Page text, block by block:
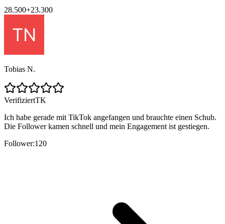
28.500+23.300
Tobias N.
VerifiziertTK
Ich habe gerade mit TikTok angefangen und brauchte einen Schub.
Die Follower kamen schnell und mein Engagement ist gestiegen.
Follower:120